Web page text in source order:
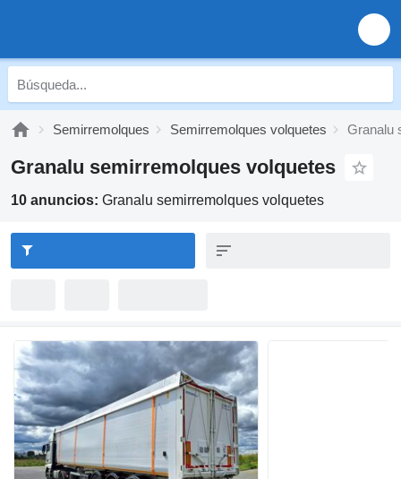
Semirremolques Semirremolques volquetes Granalu
Granalu semirremolques volquetes
10 anuncios: Granalu semirremolques volquetes